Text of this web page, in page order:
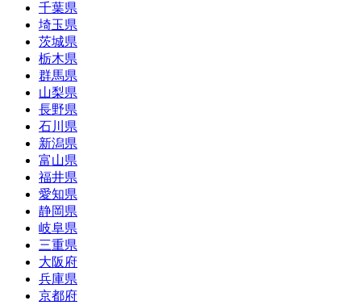
千葉県
埼玉県
茨城県
栃木県
群馬県
山梨県
長野県
石川県
新潟県
富山県
福井県
愛知県
静岡県
岐阜県
三重県
大阪府
兵庫県
京都府